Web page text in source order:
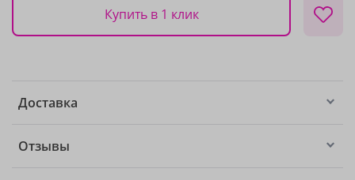
Купить в 1 клик
Доставка
Отзывы